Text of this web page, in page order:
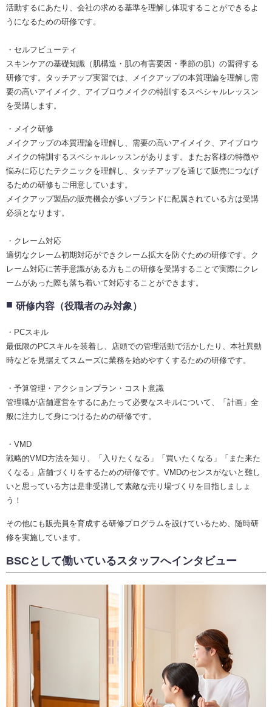
活動するにあたり、会社の求める基準を理解し体現することができるよ
うになるための研修です。
・セルフビューティ
スキンケアの基礎知識（肌構造・肌の有害要因・季節の肌）の習得する
研修です。タッチアップ実習では、メイクアップの本質理論を理解し需
要の高いアイメイク、アイブロウメイクの特訓するスペシャルレッスン
を受講します。
・メイク研修
メイクアップの本質理論を理解し、需要の高いアイメイク、アイブロウ
メイクの特訓するスペシャルレッスンがあります。またお客様の特徴や
悩みに応じたテクニックを理解し、タッチアップを通じて販売につなげ
るための研修もご用意しています。
メイクアップ製品の販売機会が多いブランドに配属されている方は受講
必須となります。
・クレーム対応
適切なクレーム初期対応ができクレーム拡大を防ぐための研修です。ク
レーム対応に苦手意識がある方もこの研修を受講することで実際にクレ
ームがあった際も落ち着いて対応することができます。
研修内容（役職者のみ対象）
・PCスキル
最低限のPCスキルを装着し、店頭での管理活動で活かしたり、本社異動
時などを見据えてスムーズに業務を始めやすくするための研修です。
・予算管理・アクションプラン・コスト意識
管理職が店舗運営をするにあたって必要なスキルについて、「計画」全
般に注力して身につけるための研修です。
・VMD
戦略的VMD方法を知り、「入りたくなる」「買いたくなる」「また来た
くなる」店舗づくりをするための研修です。VMDのセンスがないと難し
いと思っている方は是非受講して素敵な売り場づくりを目指しましょ
う！
その他にも販売員を育成する研修プログラムを設けているため、随時研
修を実施しています。
BSCとして働いているスタッフへインタビュー